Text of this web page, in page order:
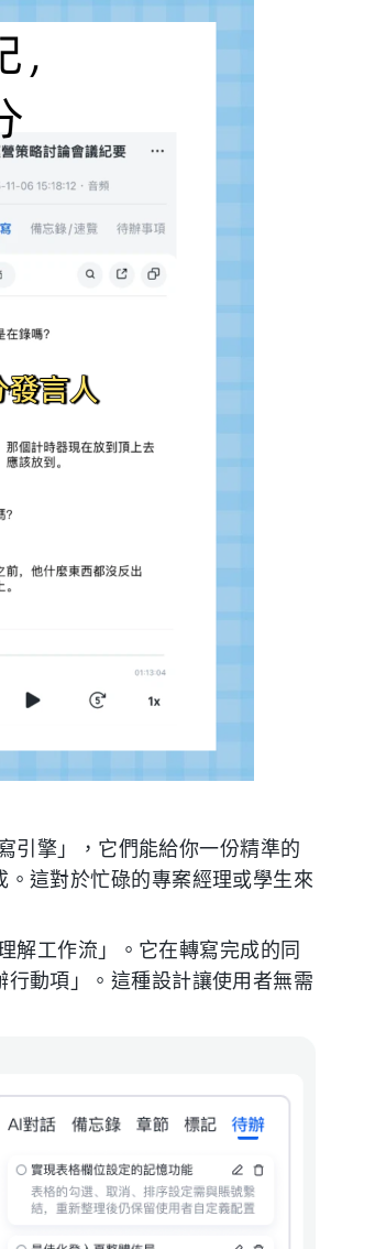
引擎」，它們能給你一份精準的
這對於忙碌的專案經理或學生來
解工作流」。它在轉寫完成的同
動項」。這種設計讓使用者無需